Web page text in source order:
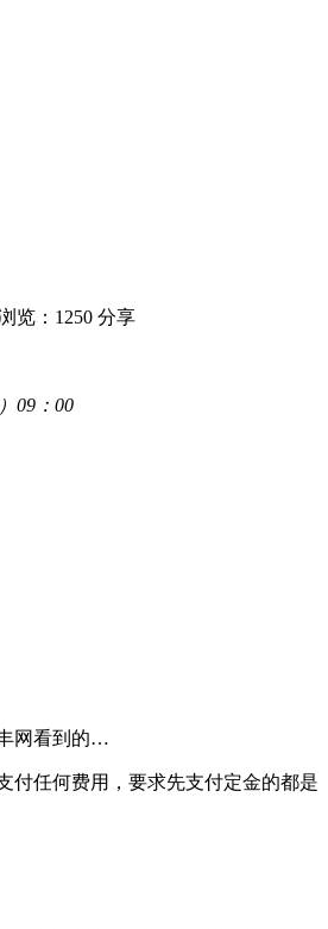
览：1250 分享
09：00
网看到的…
付任何费用，要求先支付定金的都是